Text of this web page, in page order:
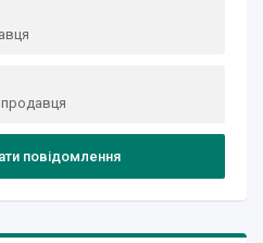
повідомлення